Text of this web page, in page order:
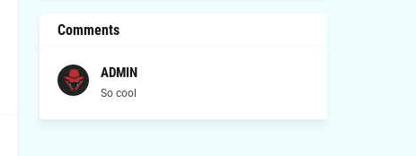
Comments
ADMIN
So cool